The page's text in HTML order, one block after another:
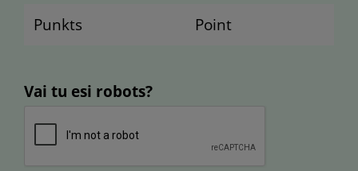
Punkts
Point
Vai tu esi robots?